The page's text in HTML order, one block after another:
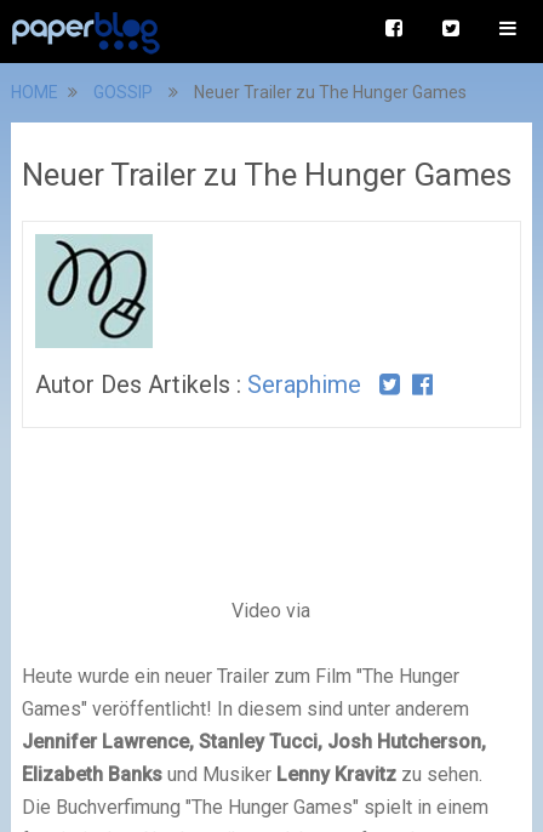
HOME GOSSIP Neuer Trailer zu The Hunger Games
Neuer Trailer zu The Hunger Games
Autor Des Artikels : Seraphime
Video via
Heute wurde ein neuer Trailer zum Film "The Hunger
Games" veröffentlicht! In diesem sind unter anderem
Jennifer Lawrence, Stanley Tucci, Josh Hutcherson,
Elizabeth Banksund Musiker Lenny Kravitzzu sehen.
Die Buchverfimung "The Hunger Games" spielt in einem